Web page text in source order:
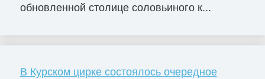
обновленной столице соловьиного к...
В Курском цирке состоялось очередное